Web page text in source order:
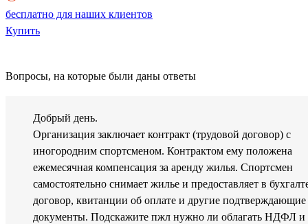
бесплатно для наших клиентов
Купить
Вопросы, на которые были даны ответы
Добрый день.
Организация заключает контракт (трудовой договор) с
иногородним спортсменом. Контрактом ему положена
ежемесячная компенсация за аренду жилья. Спортсмен
самостоятельно снимает жилье и предоставляет в
договор, квитанции об оплате и другие подтверждающие
документы. Подскажите пжл нужно ли облагать НДФЛ и